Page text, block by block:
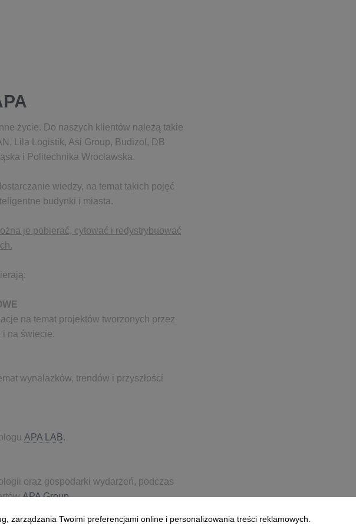
życie. Do naszych klientów należą takie
Lila Logistik, Asi Group, Budizol, DB
i Politechnika Wrocławska.
wiedzy, na temat takich pojęć
budynki i miasta.
je pobierać, cytować i redystrybuować
na temat projektów tworzonych przez
i na świecie.
wynalazków, trendów i przyszłości
APA LAB.
oraz gospodarki wydarzeń, podczas
APA Group.
zarządzania Twoimi preferencjami online i personalizowania treści reklamowych.